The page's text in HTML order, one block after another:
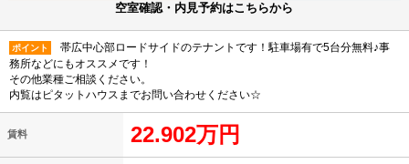
空室確認・内見予約はこちらから
ポイント
帯広中心部ロードサイドのテナントです！駐車場有で5台分無料♪事
務所などにもオススメです！
その他業種ご相談ください。
内覧はピタットハウスまでお問い合わせください☆
賃料 22.902万円